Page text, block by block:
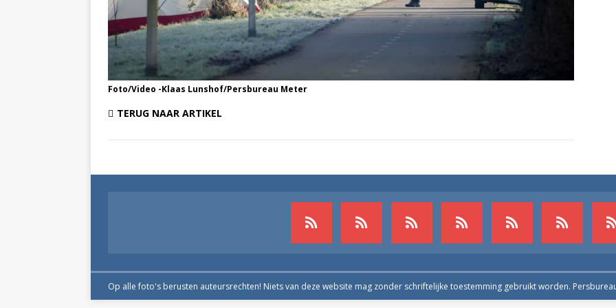
Foto/Video -Klaas Lunshof/Persbureau Meter
TERUG NAAR ARTIKEL
Op alle foto's berusten auteursrechten! Niets van deze website mag zonder schriftelijke toestemming gebruikt worden.